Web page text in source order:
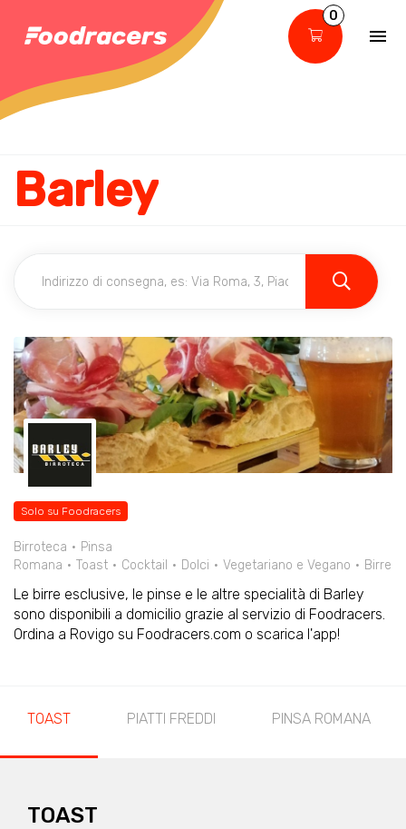
0
Barley
Solo su Foodracers
Birroteca
Pinsa
Romana
Toast Cocktail Dolci Vegetariano e Vegano Birre
Le birre esclusive, le pinse e le altre specialità di Barley
sono disponibili a domicilio grazie al servizio di Foodracers.
Ordina a Rovigo su Foodracers.com o scarica l'app!
TOAST PIATTI FREDDI PINSA ROMANA
TOAST